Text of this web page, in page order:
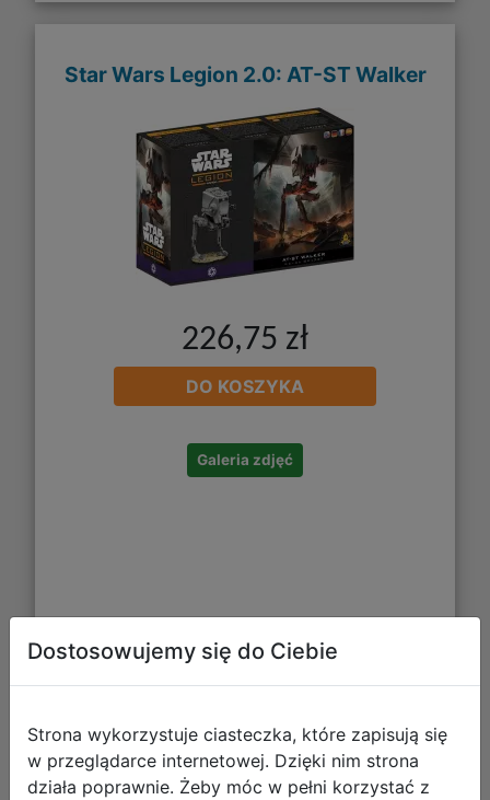
Star Wars Legion 2.0: AT-ST Walker
226,75 zł
DO KOSZYKA
Galeria zdjęć
Star Wars: Legion 2.0 - Outer Rim
Outlaws
Dostosowujemy się do Ciebie
Strona wykorzystuje ciasteczka, które zapisują się
w przeglądarce internetowej. Dzięki nim strona
działa poprawnie. Żeby móc w pełni korzystać z